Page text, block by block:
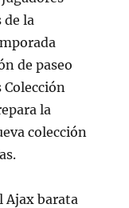
de la
de paseo
Colección
la
colección
Ajax barata